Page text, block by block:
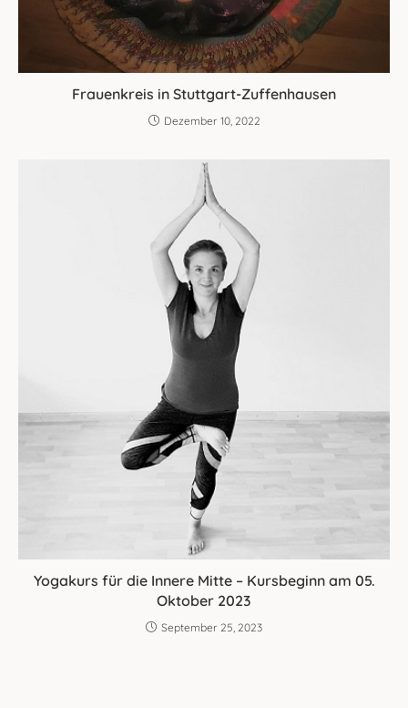
Frauenkreis in Stuttgart-Zuffenhausen
Dezember 10, 2022
Yogakurs für die Innere Mitte – Kursbeginn am 05.
Oktober 2023
September 25, 2023